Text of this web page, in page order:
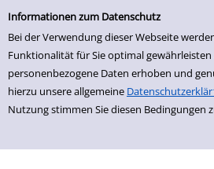
Einfache Suche
Informationen zum Datenschutz
Bei der Verwendung dieser Webseite
Funktionalität für Sie optimal
personenbezogene Daten erhoben und
hierzu unsere allgemeine
Nutzung stimmen Sie diesen Bedingungen
zur Navigation springen
zum Inhalt springen
Zur Detailanzeige springen